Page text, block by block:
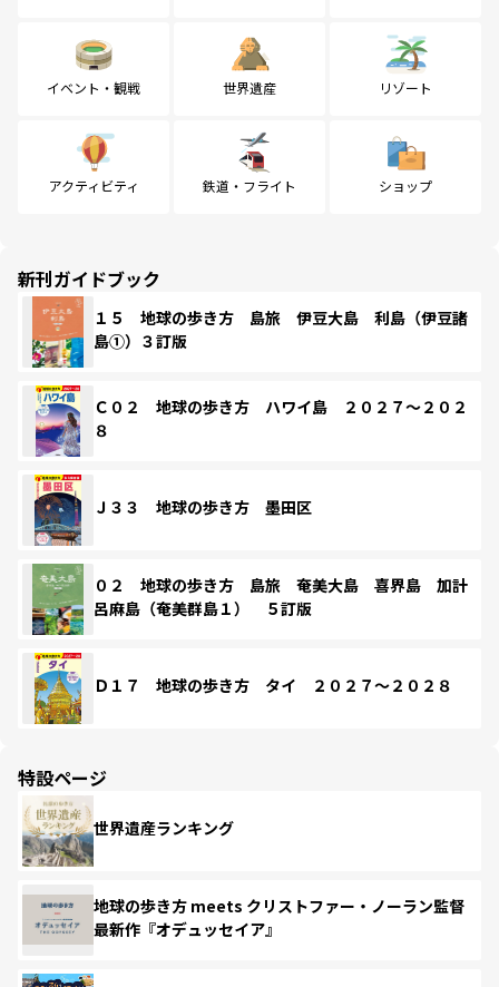
イベント・観戦 世界遺産 リゾート
アクティビティ 鉄道・フライト ショップ
新刊ガイドブック
１５ 地球の歩き方 島旅 伊豆大島 利島（伊豆諸
島①）３訂版
Ｃ０２ 地球の歩き方 ハワイ島 ２０２７～２０２
８
Ｊ３３ 地球の歩き方 墨田区
０２ 地球の歩き方 島旅 奄美大島 喜界島 加計
呂麻島（奄美群島１） ５訂版
Ｄ１７ 地球の歩き方 タイ ２０２７～２０２８
特設ページ
世界遺産ランキング
地球の歩き方 meets クリストファー・ノーラン監督
最新作『オデュッセイア』